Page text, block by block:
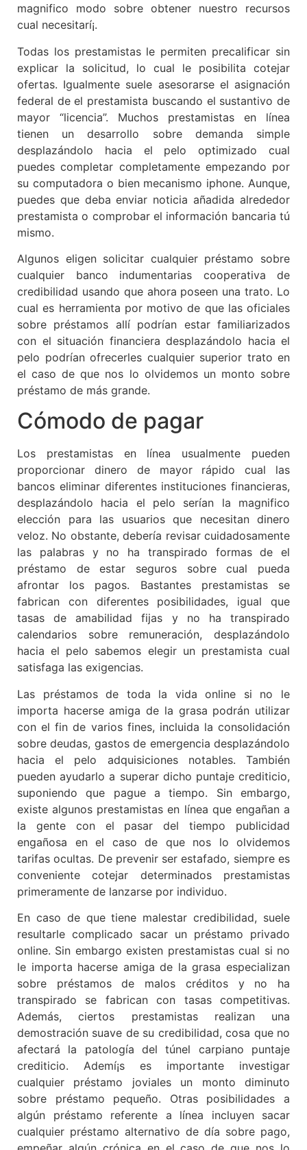
magnifico modo sobre obtener nuestro recursos
cual necesitarí¡.
Todas los prestamistas le permiten precalificar sin
explicar la solicitud, lo cual le posibilita cotejar
ofertas. Igualmente suele asesorarse el asignación
federal de el prestamista buscando el sustantivo de
mayor “licencia”. Muchos prestamistas en línea
tienen un desarrollo sobre demanda simple
desplazándolo hacia el pelo optimizado cual
puedes completar completamente empezando por
su computadora o bien mecanismo iphone. Aunque,
puedes que deba enviar noticia añadida alrededor
prestamista o comprobar el información bancaria tú
mismo.
Algunos eligen solicitar cualquier préstamo sobre
cualquier banco indumentarias cooperativa de
credibilidad usando que ahora poseen una trato. Lo
cual es herramienta por motivo de que las oficiales
sobre préstamos allí podrían estar familiarizados
con el situación financiera desplazándolo hacia el
pelo podrían ofrecerles cualquier superior trato en
el caso de que nos lo olvidemos un monto sobre
préstamo de más grande.
Cómodo de pagar
Los prestamistas en línea usualmente pueden
proporcionar dinero de mayor rápido cual las
bancos eliminar diferentes instituciones financieras,
desplazándolo hacia el pelo serían la magnifico
elección para las usuarios que necesitan dinero
veloz. No obstante, debería revisar cuidadosamente
las palabras y no ha transpirado formas de el
préstamo de estar seguros sobre cual pueda
afrontar los pagos. Bastantes prestamistas se
fabrican con diferentes posibilidades, igual que
tasas de amabilidad fijas y no ha transpirado
calendarios sobre remuneración, desplazándolo
hacia el pelo sabemos elegir un prestamista cual
satisfaga las exigencias.
Las préstamos de toda la vida online si no le
importa hacerse amiga de la grasa podrán utilizar
con el fin de varios fines, incluida la consolidación
sobre deudas, gastos de emergencia desplazándolo
hacia el pelo adquisiciones notables. También
pueden ayudarlo a superar dicho puntaje crediticio,
suponiendo que pague a tiempo. Sin embargo,
existe algunos prestamistas en línea que engañan a
la gente con el pasar del tiempo publicidad
engañosa en el caso de que nos lo olvidemos
tarifas ocultas. De prevenir ser estafado, siempre es
conveniente cotejar determinados prestamistas
primeramente de lanzarse por individuo.
En caso de que tiene malestar credibilidad, suele
resultarle complicado sacar un préstamo privado
online. Sin embargo existen prestamistas cual si no
le importa hacerse amiga de la grasa especializan
sobre préstamos de malos créditos y no ha
transpirado se fabrican con tasas competitivas.
Además, ciertos prestamistas realizan una
demostración suave de su credibilidad, cosa que no
afectará la patologí­a del túnel carpiano puntaje
crediticio. Ademí¡s es importante investigar
cualquier préstamo joviales un monto diminuto
sobre préstamo pequeño. Otras posibilidades a
algún préstamo referente a línea incluyen sacar
cualquier préstamo alternativo de día sobre pago,